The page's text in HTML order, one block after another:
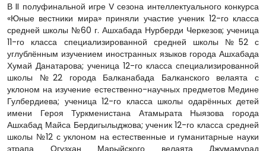
В II полуфинальной игре V сезона интеллектуального конкурса
«Юные вестники мира» приняли участие ученик 12-го класса
средней школы №60 г. Ашхабада Нурберди Черкезов; ученица
11-го класса специализированной средней школы №52 с
углублённым изучением иностранных языков города Ашхабада
Хумай Данатарова; ученица 12-го класса специализированной
школы №22 города Балканабада Балканского велаята с
уклоном на изучение естественно-научных предметов Медине
Гулбердиева; ученица 12-го класса школы одарённых детей
имени Героя Туркменистана Атамырата Ныязова города
Ашхабад Майса Бердигылыджова; ученик 12-го класса средней
школы №12 с уклоном на естественные и гуманитарные науки
этрапа Огузхан Марыйского велаята Джумамурад